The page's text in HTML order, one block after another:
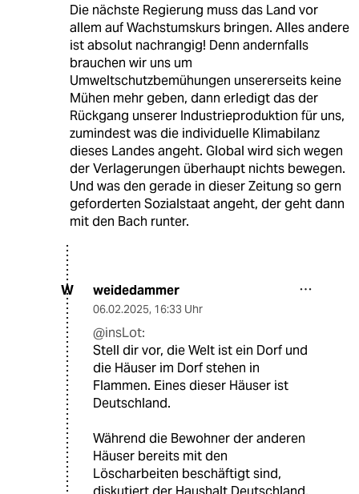
Die nächste Regierung muss das Land vor
allem auf Wachstumskurs bringen. Alles andere
ist absolut nachrangig! Denn andernfalls
brauchen wir uns um
Umweltschutzbemühungen unsererseits keine
Mühen mehr geben, dann erledigt das der
Rückgang unserer Industrieproduktion für uns,
zumindest was die individuelle Klimabilanz
dieses Landes angeht. Global wird sich wegen
der Verlagerungen überhaupt nichts bewegen.
Und was den gerade in dieser Zeitung so gern
geforderten Sozialstaat angeht, der geht dann
mit den Bach runter.
W weidedammer
06.02.2025, 16:33 Uhr
@insLot:
Stell dir vor, die Welt ist ein Dorf und
die Häuser im Dorf stehen in
Flammen. Eines dieser Häuser ist
Deutschland.
Während die Bewohner der anderen
Häuser bereits mit den
Löscharbeiten beschäftigt sind,